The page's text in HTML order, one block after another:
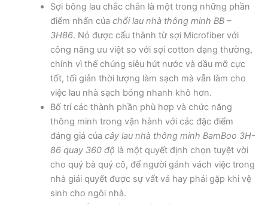
Sợi bông lau chắc chắn là một trong những phần
điểm nhấn của chổi lau nhà thông minh BB –
3H86. Nó được cấu thành từ sợi Microfiber với
công năng ưu việt so với sợi cotton dạng thường,
chính vì thế chúng siêu hút nước và dầu mỡ cực
tốt, tối giản thời lượng làm sạch mà vẫn làm cho
việc lau nhà sạch bóng nhanh khô hơn.
Bố trí các thành phần phù hợp và chức năng
thông minh trong vận hành với các đặc điểm
đáng giá của cây lau nhà thông minh BamBoo 3H-
86 quay 360 độ là một quyết định chọn tuyệt vời
cho quý bà quý cô, để người gánh vách việc trong
nhà giải quyết được sự vất vả hay phải gặp khi vệ
sinh cho ngôi nhà.